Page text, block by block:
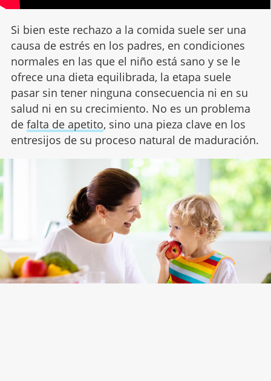
Si bien este rechazo a la comida suele ser una
causa de estrés en los padres, en condiciones
normales en las que el niño está sano y se le
ofrece una dieta equilibrada, la etapa suele
pasar sin tener ninguna consecuencia ni en su
salud ni en su crecimiento. No es un problema
de falta de apetito, sino una pieza clave en los
entresijos de su proceso natural de maduración.